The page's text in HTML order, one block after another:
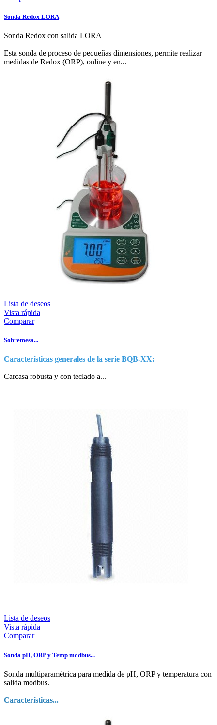
Sonda Redox LORA
Sonda Redox con salida LORA
Esta sonda de proceso de pequeñas dimensiones, permite realizar
medidas de Redox (ORP), online y en...
Lista de deseos
Vista rápida
Comparar
Sobremesa...
Características generales de la serie BQB-XX:
Carcasa robusta y con teclado a...
Lista de deseos
Vista rápida
Comparar
Sonda pH, ORP y Temp modbus...
Sonda multiparamétrica para medida de pH, ORP y temperatura con
salida modbus.
Características...